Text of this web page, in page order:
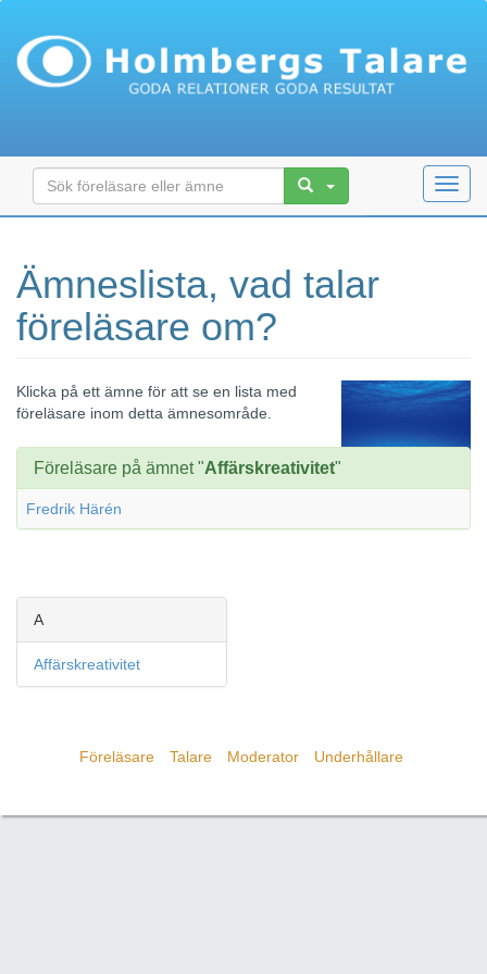
Ämneslista, vad talar
föreläsare om?
Klicka på ett ämne för att se en lista med
föreläsare inom detta ämnesområde.
Föreläsare på ämnet "Affärskreativitet"
Fredrik Härén
A
Affärskreativitet
Föreläsare Talare Moderator Underhållare